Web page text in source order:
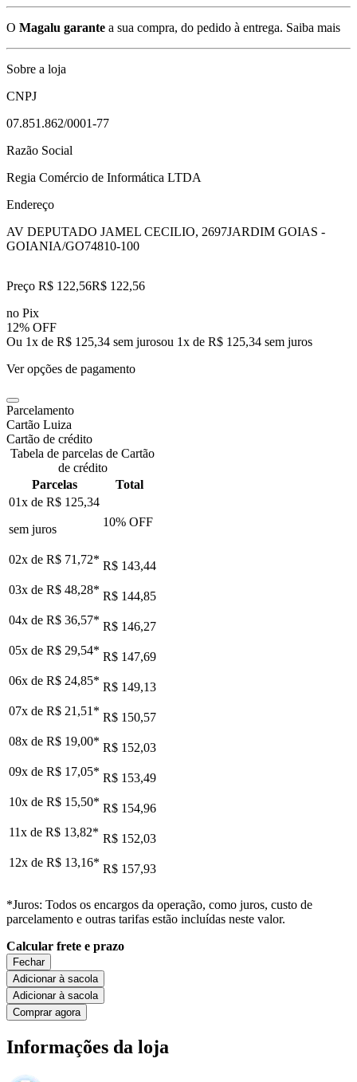
O Magalu garante a sua compra, do pedido à entrega. Saiba mais
Sobre a loja
CNPJ
07.851.862/0001-77
Razão Social
Regia Comércio de Informática LTDA
Endereço
AV DEPUTADO JAMEL CECILIO, 2697JARDIM GOIAS -
GOIANIA/GO74810-100
Preço R$ 122,56R$ 122,56
no Pix
12% OFF
Ou 1x de R$ 125,34 sem jurosou 1x de R$ 125,34 sem juros
Ver opções de pagamento
Parcelamento
Cartão Luiza
Cartão de crédito
Tabela de parcelas de Cartão
de crédito
Parcelas
Total
01x de R$ 125,34
sem juros
10% OFF
02x de R$ 71,72* R$ 143,44
03x de R$ 48,28* R$ 144,85
04x de R$ 36,57* R$ 146,27
05x de R$ 29,54* R$ 147,69
06x de R$ 24,85* R$ 149,13
07x de R$ 21,51 * R$ 150,57
08x de R$ 19,00* R$ 152,03
09x de R$ 17,05* R$ 153,49
10x de R$ 15,50* R$ 154,96
11x de R$ 13,82* R$ 152,03
12x de R$ 13,16* R$ 157,93
*Juros: Todos os encargos da operação, como juros, custo de
parcelamento e outras tarifas estão incluídas neste valor.
Calcular frete e prazo
Fechar
Adicionar à sacola
Adicionar à sacola
Comprar agora
Informações da loja